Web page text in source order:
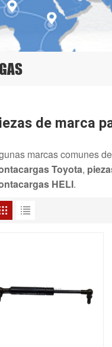
de marca
marcas comunes
Toyota,
HELI.